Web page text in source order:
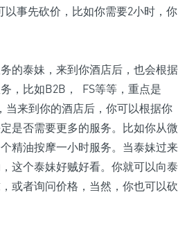
以事先砍价，比如你需要2小时，你
的泰妹，来到你酒店后，也会根据
，比如B2B， FS等等，重点是
来到你的酒店后，你可以根据你
是否需要更多的服务。比如你从微
精油按摩一小时服务。当泰妹过来
这个泰妹好贼好看。你就可以向泰
或者询问价格，当然，你也可以砍